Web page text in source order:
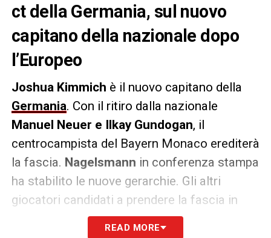
ct della Germania, sul nuovo
capitano della nazionale dopo
l’Europeo
Joshua Kimmich è il nuovo capitano della
Germania. Con il ritiro dalla nazionale
Manuel Neuer e Ilkay Gundogan, il
centrocampista del Bayern Monaco erediterà
la fascia. Nagelsmann in conferenza stampa
ha stabilito le nuove gerarchie. Gli altri
giocatori candidati a prendere la fascia in
caso di assenza o sostituzione del
READ MORE